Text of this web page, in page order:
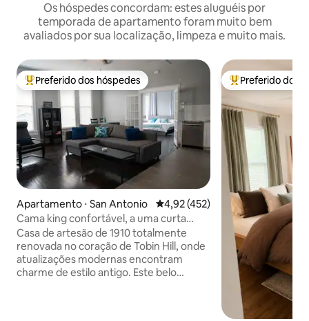
Os hóspedes concordam: estes aluguéis por
temporada de apartamento foram muito bem
avaliados por sua localização, limpeza e muito mais.
Entre os melhores preferidos dos hóspedes
Preferido dos hóspedes
Apartamento ⋅ San Antonio 4,92 de uma avaliação média de
4,92 (452)
Cama king confortável, a uma curta
caminhada do Riverwalk e do Pearl
Casa de artesão de 1910 totalmente
renovada no coração de Tobin Hill, onde
atualizações modernas encontram
charme de estilo antigo. Este belo
Entre os
Preferido dos